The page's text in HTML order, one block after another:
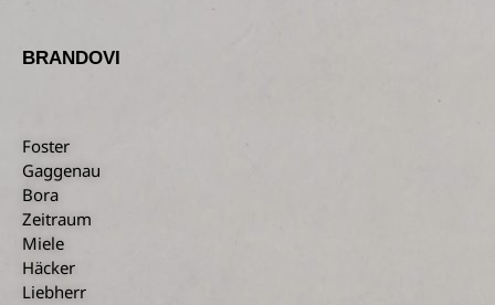
BRANDOVI
Foster
Gaggenau
Bora
Zeitraum
Miele
Häcker
Liebherr